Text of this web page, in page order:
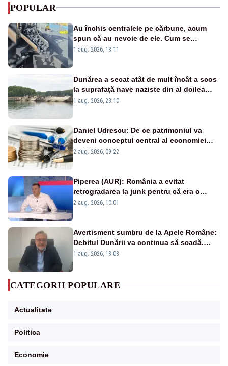
POPULAR
Au închis centralele pe cărbune, acum
spun că au nevoie de ele. Cum se
pasează vina în plină criză energetică
1 aug. 2026, 18:11
Dunărea a secat atât de mult încât a scos
la suprafață nave naziste din al doilea
război mondial
1 aug. 2026, 23:10
Daniel Udrescu: De ce patrimoniul va
deveni conceptul central al economiei
viitoare?
2 aug. 2026, 09:22
Piperea (AUR): România a evitat
retrogradarea la junk pentru că era o
catastrofă pentru bănci și fondurile de
2 aug. 2026, 10:01
Avertisment sumbru de la Apele Române:
Debitul Dunării va continua să scadă.
Cernavodă s-ar putea închide în 4 zile
1 aug. 2026, 18:08
CATEGORII POPULARE
Actualitate
Politica
Economie